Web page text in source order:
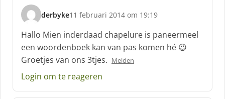
derbyke
s
c
h
r
e
e
:
11 februari 2014 om 19:19
Hallo Mien inderdaad chapelure is paneermeel
een woordenboek kan van pas komen hé 😉
Groetjes van ons 3tjes. Melden
Login om te reageren